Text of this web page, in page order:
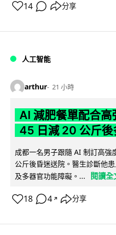
14 分享
人工智能
arthur 21 小時
AI 減肥餐單配合
45 日減 20 公斤後
成都一名男子跟隨 AI 制訂高
公斤後昏迷送院。醫生診斷他
及多器官功能障礙。...
閱讀全
18 4 ↗ 分享